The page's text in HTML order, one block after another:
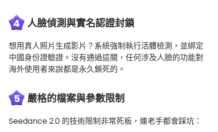
4 人臉偵測與實名認證封鎖
想用真人照片生成影片？系統強制執行活體檢測，並綁定
中國身份證驗證。沒有通過這關，任何涉及人臉的功能對
海外使用者來說都是永久鎖死的。
5 嚴格的檔案與參數限制
Seedance 2.0 的技術限制非常死板，連老手都會踩坑：